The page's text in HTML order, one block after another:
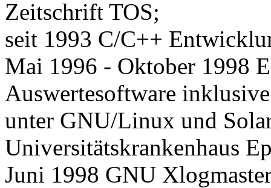
Zeitschrift TOS;
seit 1993 C/C++
Mai 1996 - Oktober 1998
Auswertesoftware
unter GNU/Linux und
Universitätskrankenhaus
Juni 1998 GNU